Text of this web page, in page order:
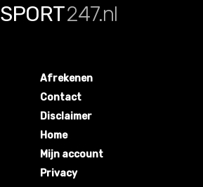
SPORT247.nl
Afrekenen
Contact
Disclaimer
Home
Mijn account
Privacy